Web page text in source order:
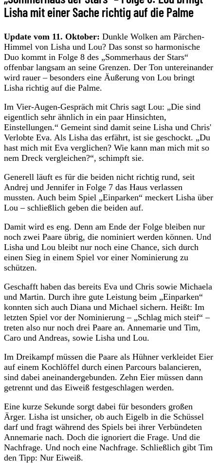
Lisha mit einer Sache richtig auf die Palme
Update vom 11. Oktober: Dunkle Wolken am Pärchen-
Himmel von Lisha und Lou? Das sonst so harmonische
Duo kommt in Folge 8 des „Sommerhaus der Stars“
offenbar langsam an seine Grenzen. Der Ton untereinander
wird rauer – besonders eine Äußerung von Lou bringt
Lisha richtig auf die Palme.
Im Vier-Augen-Gespräch mit Chris sagt Lou: „Die sind
eigentlich sehr ähnlich in ein paar Hinsichten,
Einstellungen.“ Gemeint sind damit seine Lisha und Chris'
Verlobte Eva. Als Lisha das erfährt, ist sie geschockt. „Du
hast mich mit Eva verglichen? Wie kann man mich mit so
nem Dreck vergleichen?“, schimpft sie.
Generell läuft es für die beiden nicht richtig rund, seit
Andrej und Jennifer in Folge 7 das Haus verlassen
mussten. Auch beim Spiel „Einparken“ meckert Lisha über
Lou – schließlich geben die beiden auf.
Damit wird es eng. Denn am Ende der Folge bleiben nur
noch zwei Paare übrig, die nominiert werden können. Und
Lisha und Lou bleibt nur noch eine Chance, sich durch
einen Sieg in einem Spiel vor einer Nominierung zu
schützen.
Geschafft haben das bereits Eva und Chris sowie Michaela
und Martin. Durch ihre gute Leistung beim „Einparken“
konnten sich auch Diana und Michael sichern. Heißt: Im
letzten Spiel vor der Nominierung – „Schlag mich steif“ –
treten also nur noch drei Paare an. Annemarie und Tim,
Caro und Andreas, sowie Lisha und Lou.
Im Dreikampf müssen die Paare als Hühner verkleidet Eier
auf einem Kochlöffel durch einen Parcours balancieren,
sind dabei aneinandergebunden. Zehn Eier müssen dann
getrennt und das Eiweiß festgeschlagen werden.
Eine kurze Sekunde sorgt dabei für besonders großen
Ärger. Lisha ist unsicher, ob auch Eigelb in die Schüssel
darf und fragt während des Spiels bei ihrer Verbündeten
Annemarie nach. Doch die ignoriert die Frage. Und die
Nachfrage. Und noch eine Nachfrage. Schließlich gibt Tim
den Tipp: Nur Eiweiß.